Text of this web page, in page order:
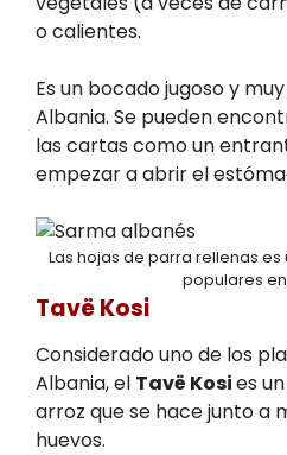
o calientes.
Es un bocado jugoso y
Albania. Se pueden
las cartas como un
empezar a abrir el
Las hojas de parra rellenas
populares
Tavë Kosi
Considerado uno de los
Albania, el Tavë Kosies
arroz que se hace junto a
huevos.